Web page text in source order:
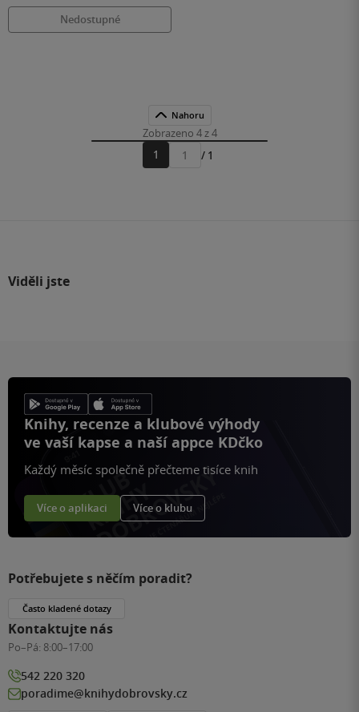
Nedostupné
Nahoru
Zobrazeno 4 z 4
1
Přejít
/ 1
Viděli jste
Knihy, recenze a klubové výhody
ve vaší kapse a naší appce KDčko
Každý měsíc společně přečteme tisíce knih
Více o aplikaci Více o klubu
Potřebujete s něčím poradit?
Často kladené dotazy
Kontaktujte nás
Po–Pá: 8:00–17:00
542 220 320
poradime@knihydobrovsky.cz